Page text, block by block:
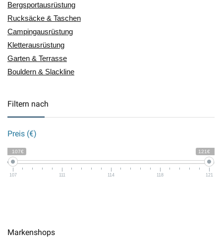
Bergsportausrüstung
Rucksäcke & Taschen
Campingausrüstung
Kletterausrüstung
Garten & Terrasse
Bouldern & Slackline
Filtern nach
Preis (€)
107€ 121€
107 111 114 118 121
Markenshops